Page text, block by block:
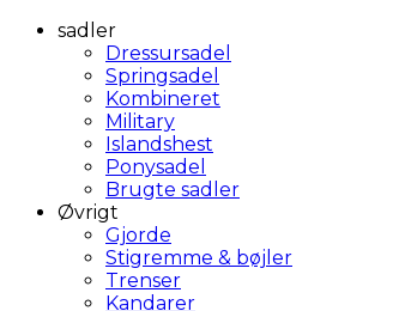
sadler
Dressursadel
Springsadel
Kombineret
Military
Islandshest
Ponysadel
Brugte sadler
Øvrigt
Gjorde
Stigremme & bøjler
Trenser
Kandarer